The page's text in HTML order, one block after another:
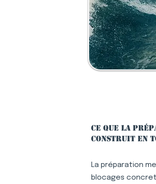
Ce que la
construit en
La préparation
blocages